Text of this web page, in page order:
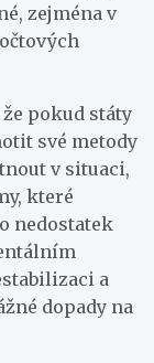
zejména v
pokud státy
své metody
v situaci,
které
nedostatek
a
dopady na